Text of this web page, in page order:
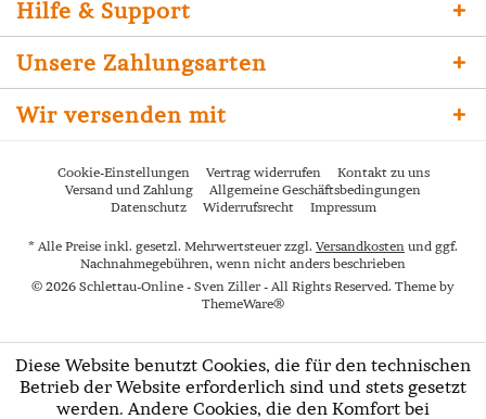
Hilfe & Support
Unsere Zahlungsarten
Wir versenden mit
Cookie-Einstellungen Vertrag widerrufen
Kontakt zu uns
Versand und Zahlung
Allgemeine Geschäftsbedingungen
Datenschutz
Widerrufsrecht Impressum
* Alle Preise inkl. gesetzl. Mehrwertsteuer zzgl. Versandkosten und ggf.
Nachnahmegebühren, wenn nicht anders beschrieben
© 2026 Schlettau-Online - Sven Ziller - All Rights Reserved. Theme by
ThemeWare®
Diese Website benutzt Cookies, die für den technischen
Betrieb der Website erforderlich sind und stets gesetzt
werden. Andere Cookies, die den Komfort bei